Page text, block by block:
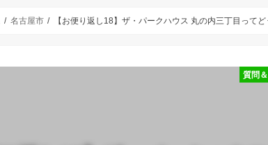
名古屋市 【お便り返し18】ザ・パークハウス 丸の内三丁目ってど
質問